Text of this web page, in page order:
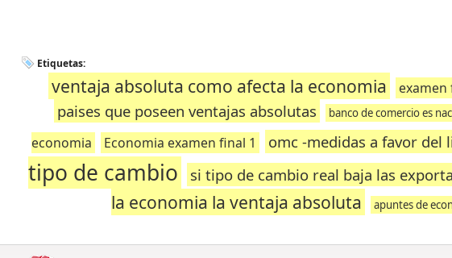
Etiquetas:
ventaja absoluta como afecta la economia
paises que poseen ventajas absolutas banco de comercio es
economia
Economia examen final 1 omc -medidas a favor del
tipo de cambio
si tipo de cambio real baja las
la economia la ventaja absoluta
apuntes de